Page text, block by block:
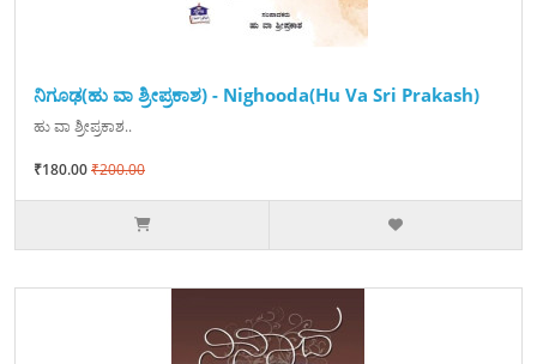
ನಿಗೂಢ(ಹು ವಾ ಶ್ರೀಪ್ರಕಾಶ) - Nighooda(Hu Va Sri Prakash)
ಹು ವಾ ಶ್ರೀಪ್ರಕಾಶ..
₹180.00₹200.00